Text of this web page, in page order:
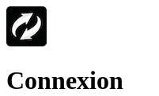
Connexion